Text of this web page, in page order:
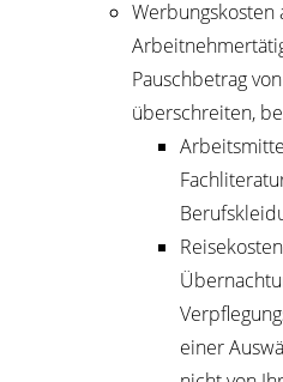
Werbungskosten
Pauschbetrag
überschreiten,
einer